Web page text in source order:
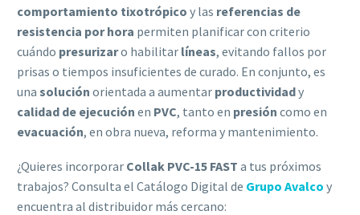
comportamiento tixotrópico y las referencias de
resistencia por hora permiten planificar con criterio
cuándo presurizaro habilitar líneas, evitando fallos por
prisas o tiempos insuficientes de curado. En conjunto, es
una solución orientada a aumentar productividady
calidad de ejecución en PVC, tanto en presión como en
evacuación, en obra nueva, reforma y mantenimiento.
¿Quieres incorporar Collak PVC-15 FAST a tus próximos
trabajos? Consulta el Catálogo Digital de Grupo Avalco y
encuentra al distribuidor más cercano: